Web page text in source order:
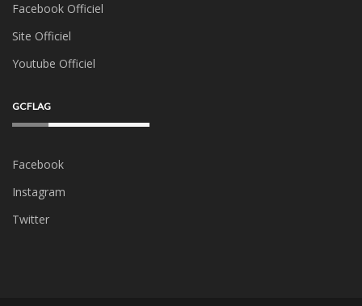
Facebook Officiel
Site Officiel
Youtube Officiel
GCFLAG
Facebook
Instagram
Twitter